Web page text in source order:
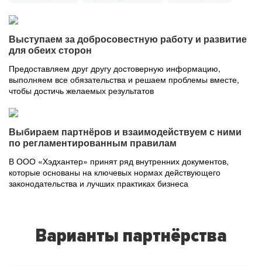
Выступаем за добросовестную работу и развитие
для обеих сторон
Предоставляем друг другу достоверную информацию,
выполняем все обязательства и решаем проблемы вместе,
чтобы достичь желаемых результатов
Выбираем партнёров и взаимодействуем с ними
по регламентированным правилам
В ООО «Хэдхантер» принят ряд внутренних документов,
которые основаны на ключевых нормах действующего
законодательства и лучших практиках бизнеса
Варианты партнёрства